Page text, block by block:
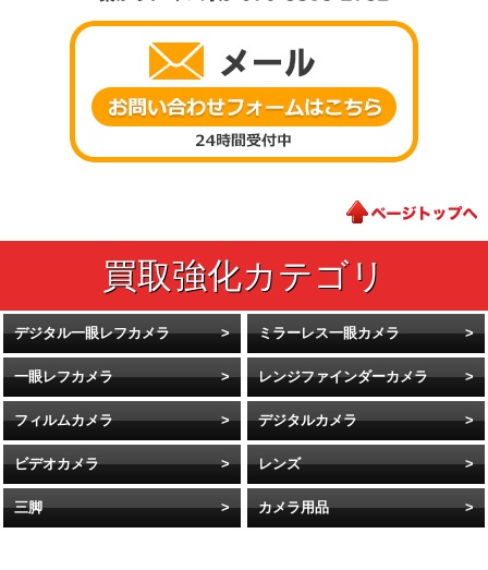
デジタル一眼レフカメラ ミラーレス一眼カメラ
一眼レフカメラ レンジファインダーカメラ
フィルムカメラ デジタルカメラ
ビデオカメラ レンズ
三脚 カメラ用品